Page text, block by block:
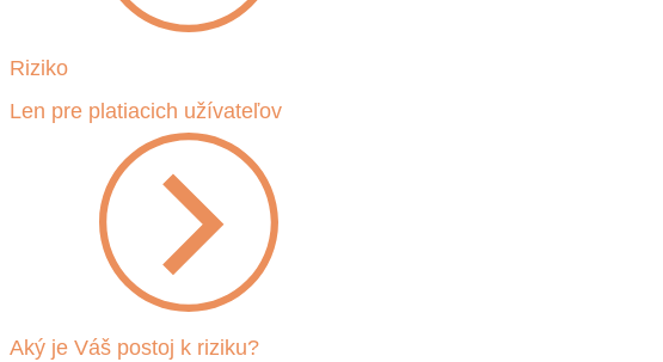
Riziko
Len pre platiacich užívateľov
Aký je Váš postoj k riziku?